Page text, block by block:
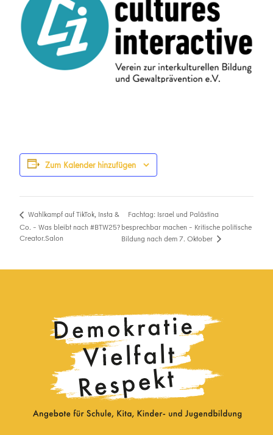
Zum Kalender hinzufügen
Wahlkampf auf TikTok, Insta &
Co. – Was bleibt nach #BTW25?
Creator.Salon
Fachtag: Israel und Palästina
besprechbar machen – Kritische politische
Bildung nach dem 7. Oktober